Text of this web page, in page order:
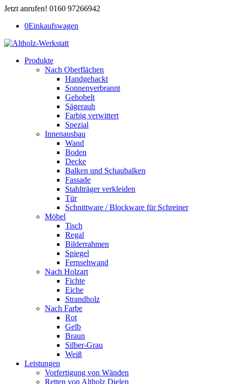
Jetzt anrufen! 0160 97266942
0Einkaufswagen
Produkte
Nach Oberflächen
Handgehackt
Sonnenverbrannt
Gehobelt
Sägerauh
Farbig verwittert
Spezial
Innenausbau
Wand
Boden
Decke
Balken und Schaubalken
Fassade
Stahlträger verkleiden
Tür
Schnittware / Blockware für Schreiner
Möbel
Tisch
Regal
Bilderrahmen
Spiegel
Fernsehwand
Nach Holzart
Fichte
Eiche
Strandholz
Nach Farbe
Rot
Gelb
Braun
Silber-Grau
Weiß
Leistungen
Vorfertigung von Wänden
Retten von Altholz Dielen